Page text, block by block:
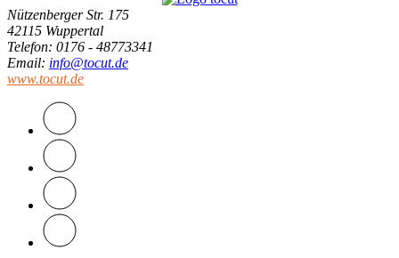
Nützenberger Str. 175
42115 Wuppertal
Telefon: 0176 - 48773341
Email: info@tocut.de
www.tocut.de